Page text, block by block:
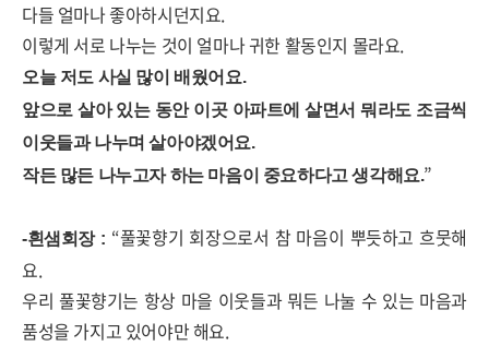
다들 얼마나 좋아하시던지요.
이렇게 서로 나누는 것이 얼마나 귀한 활동인지 몰라요.
오늘 저도 사실 많이 배웠어요.
앞으로 살아 있는 동안 이곳 아파트에 살면서 뭐라도 조금씩
이웃들과 나누며 살아야겠어요.
작든 많든 나누고자 하는 마음이 중요하다고 생각해요.”
-흰샘회장 : “풀꽃향기 회장으로서 참 마음이 뿌듯하고 흐뭇해
요.
우리 풀꽃향기는 항상 마을 이웃들과 뭐든 나눌 수 있는 마음과
품성을 가지고 있어야만 해요.